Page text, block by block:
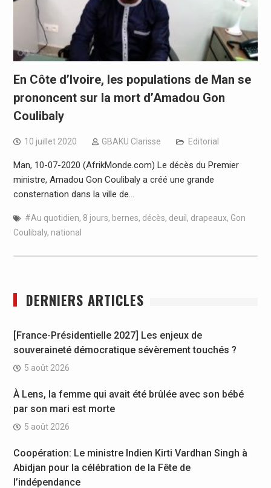
En Côte d’Ivoire, les populations de Man se
prononcent sur la mort d’Amadou Gon
Coulibaly
10 juillet 2020 GBAKU Clarisse Editorial
Man, 10-07-2020 (AfrikMonde.com) Le décès du Premier
ministre, Amadou Gon Coulibaly a créé une grande
consternation dans la ville de…
#Au quotidien, 8 jours, bernes, décès, deuil , drapeaux, Gon
Coulibaly, national
DERNIERS ARTICLES
[France-Présidentielle 2027] Les enjeux de
souveraineté démocratique sévèrement touchés ?
5 août 2026
À Lens, la femme qui avait été brûlée avec son bébé
par son mari est morte
5 août 2026
Coopération: Le ministre Indien Kirti Vardhan Singh à
Abidjan pour la célébration de la Fête de
l’indépendance